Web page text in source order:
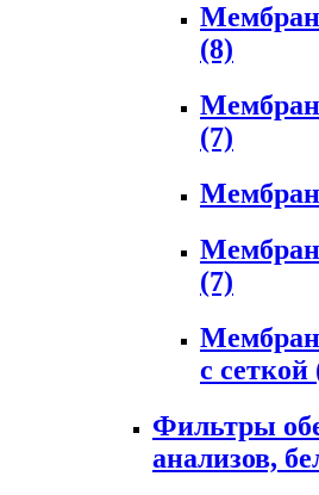
(8)
(7)
(7)
с сеткой
Фильтры
анализов,